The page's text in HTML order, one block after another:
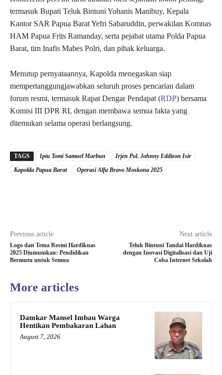
termasuk Bupati Teluk Bintuni Yohanis Manibuy, Kepala
Kantor SAR Papua Barat Yefri Sabaruddin, perwakilan Komnas
HAM Papua Frits Ramanday, serta pejabat utama Polda Papua
Barat, tim Inafis Mabes Polri, dan pihak keluarga.
Menutup pernyataannya, Kapolda menegaskan siap
mempertanggungjawabkan seluruh proses pencarian dalam
forum resmi, termasuk Rapat Dengar Pendapat (RDP) bersama
Komisi III DPR RI, dengan membawa semua fakta yang
ditemukan selama operasi berlangsung.
TAGS Iptu Tomi Samuel Marbun
Irjen Pol. Johnny Eddizon Isir
Kapolda Papua Barat
Operasi Alfa Bravo Moskona 2025
Previous article
Logo dan Tema Resmi Hardiknas
2025 Diumumkan: Pendidikan
Bermutu untuk Semua
Next article
Teluk Bintuni Tandai Hardiknas
dengan Inovasi Digitalisasi dan Uji
Coba Internet Sekolah
More articles
Damkar Mansel Imbau Warga
Hentikan Pembakaran Lahan
August 7, 2026